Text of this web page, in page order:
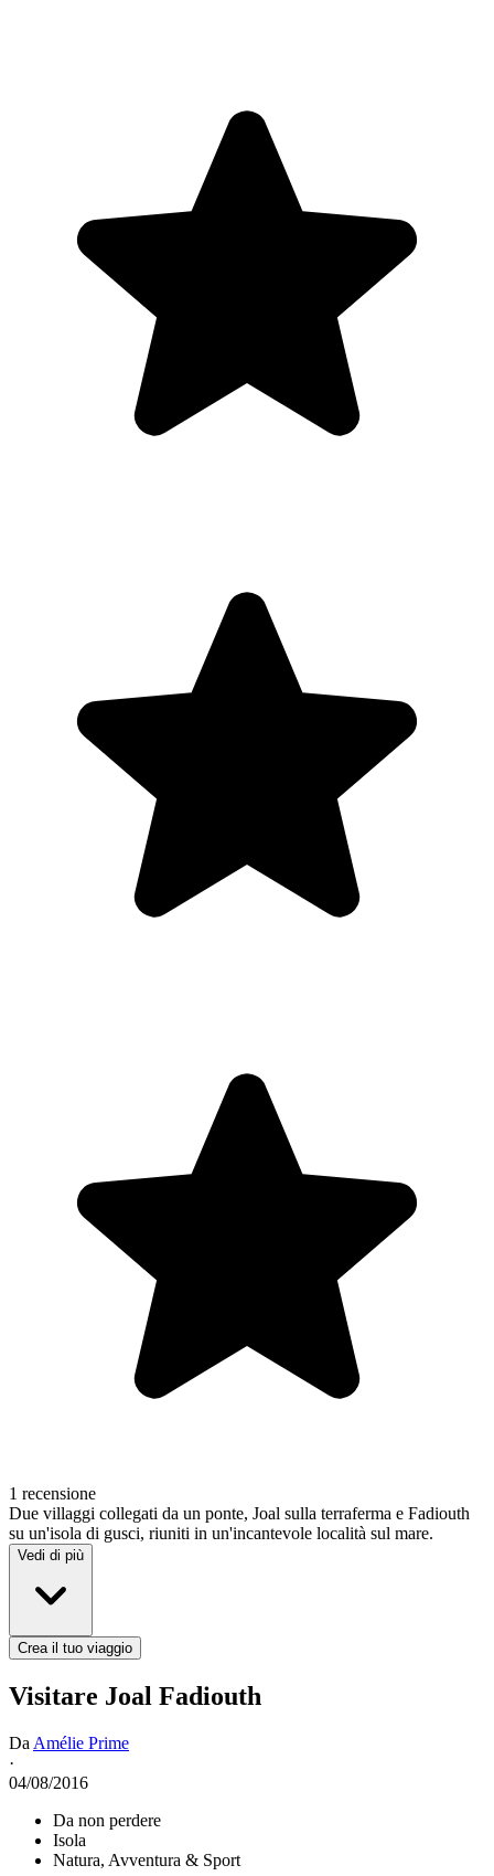
1 recensione
Due villaggi collegati da un ponte, Joal sulla terraferma e Fadiouth
su un'isola di gusci, riuniti in un'incantevole località sul mare.
Vedi di più
Crea il tuo viaggio
Visitare Joal Fadiouth
Da Amélie Prime
·
04/08/2016
Da non perdere
Isola
Natura, Avventura & Sport